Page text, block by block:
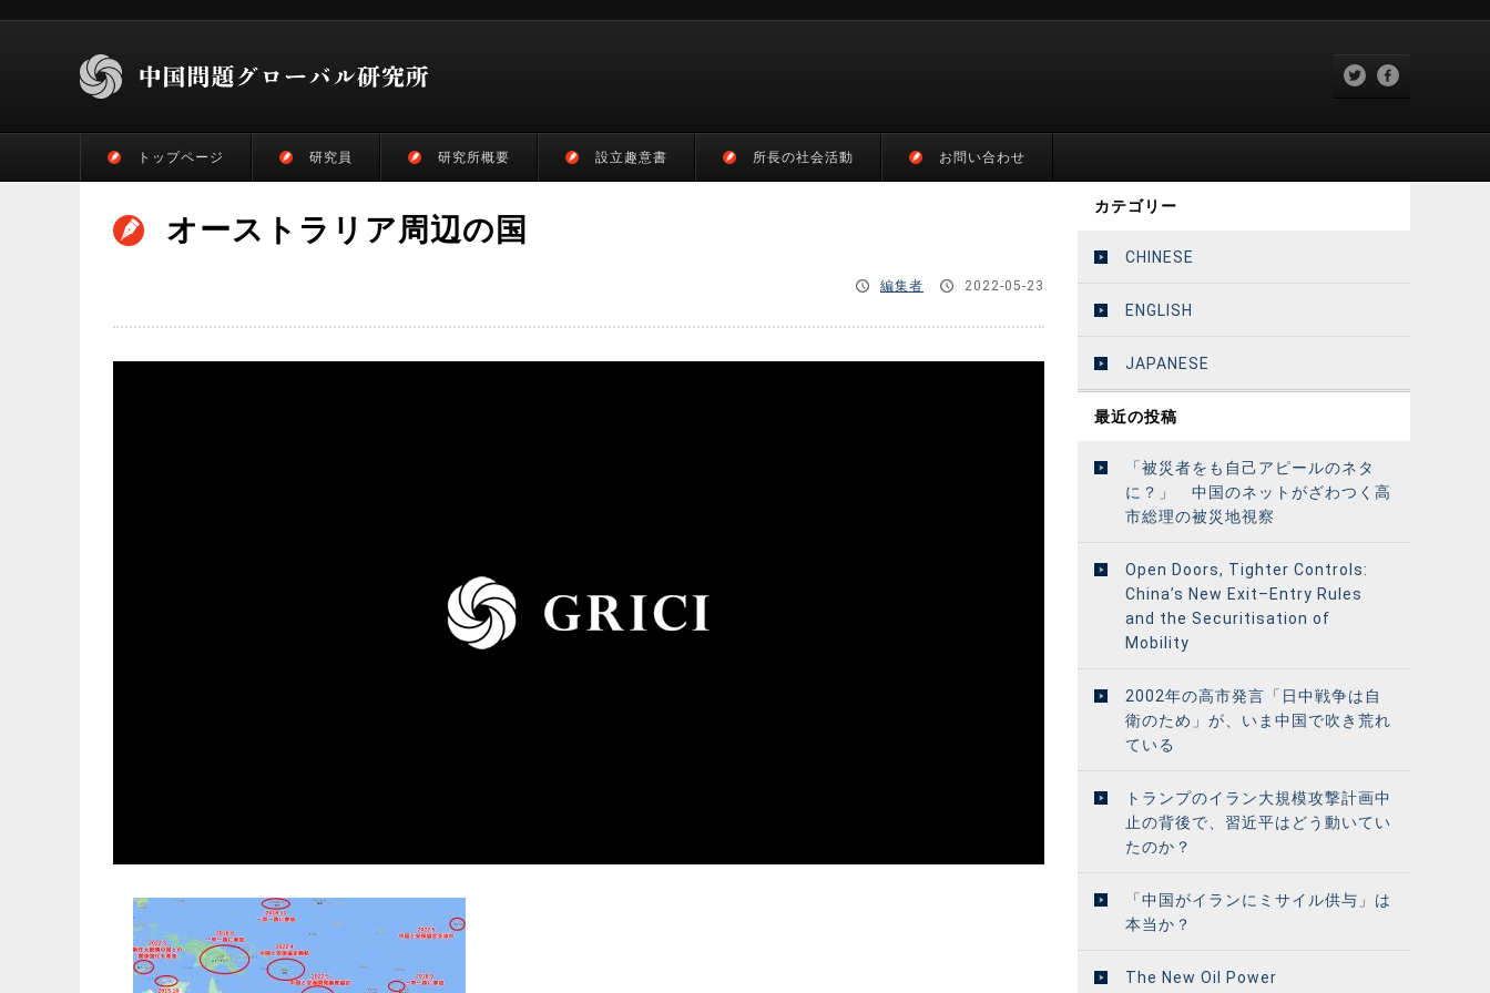
トップページ 研究員 研究所概要 設立趣意書 所長の社会活動 お問い合わせ
オーストラリア周辺の国
編集者 2022-05-23
カテゴリー
CHINESE
ENGLISH
JAPANESE
最近の投稿
「被災者をも自己アピールのネタ
に？」 中国のネットがざわつく高
市総理の被災地視察
Open Doors, Tighter Controls:
China’s New Exit–Entry Rules
and the Securitisation of
Mobility
2002年の高市発言「日中戦争は自
衛のため」が、いま中国で吹き荒れ
ている
トランプのイラン大規模攻撃計画中
止の背後で、習近平はどう動いてい
たのか？
「中国がイランにミサイル供与」は
本当か？
The New Oil Power